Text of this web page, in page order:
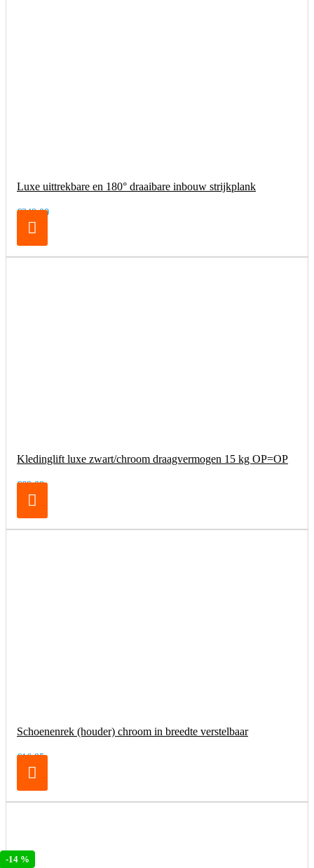
-14 %
Luxe uittrekbare en 180° draaibare inbouw strijkplank
€249,00
Kledinglift luxe zwart/chroom draagvermogen 15 kg OP=OP
€69,00
Schoenenrek (houder) chroom in breedte verstelbaar
€16,95